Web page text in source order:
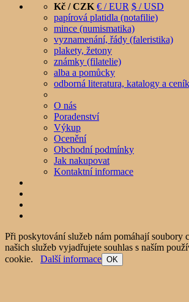
Kč / CZK € / EUR $ / USD
papírová platidla (notafilie)
mince (numismatika)
vyznamenání, řády (faleristika)
plakety, žetony
známky (filatelie)
alba a pomůcky
odborná literatura, katalogy a
O nás
Poradenství
Výkup
Ocenění
Obchodní podmínky
Jak nakupovat
Kontaktní informace
Při poskytování služeb nám pomáhají soubory
našich služeb vyjadřujete souhlas s naším
cookie. Další informace